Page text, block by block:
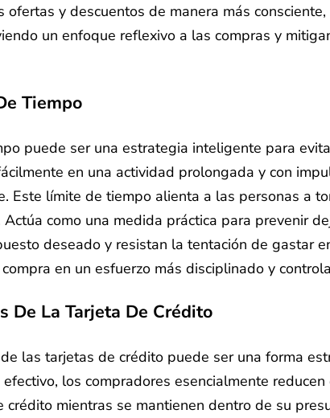
y descuentos de manera más
un enfoque reflexivo a las compras y
Tiempo
puede ser una estrategia inteligente para
en una actividad prolongada y con
Este límite de tiempo alienta a las personas a
como una medida práctica para prevenir
deseado y resistan la tentación de gastar
en un esfuerzo más disciplinado y
De La Tarjeta De Crédito
las tarjetas de crédito puede ser una forma
los compradores esencialmente
mientras se mantienen dentro de su